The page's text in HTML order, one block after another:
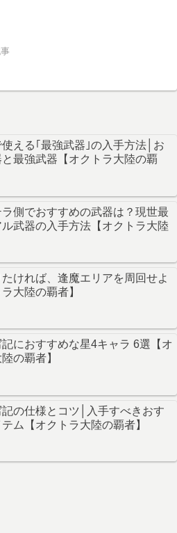
える｢最強武器｣の入手方法│お
最強武器【オクトラ大陸の覇
側でおすすめの武器は？現世最
武器の入手方法【オクトラ大陸
ければ、逢魔エリアを周回せよ
ラ大陸の覇者】
におすすめな星4キャラ 6選【オ
の覇者】
の仕様とコツ│入手すべきおす
ム【オクトラ大陸の覇者】